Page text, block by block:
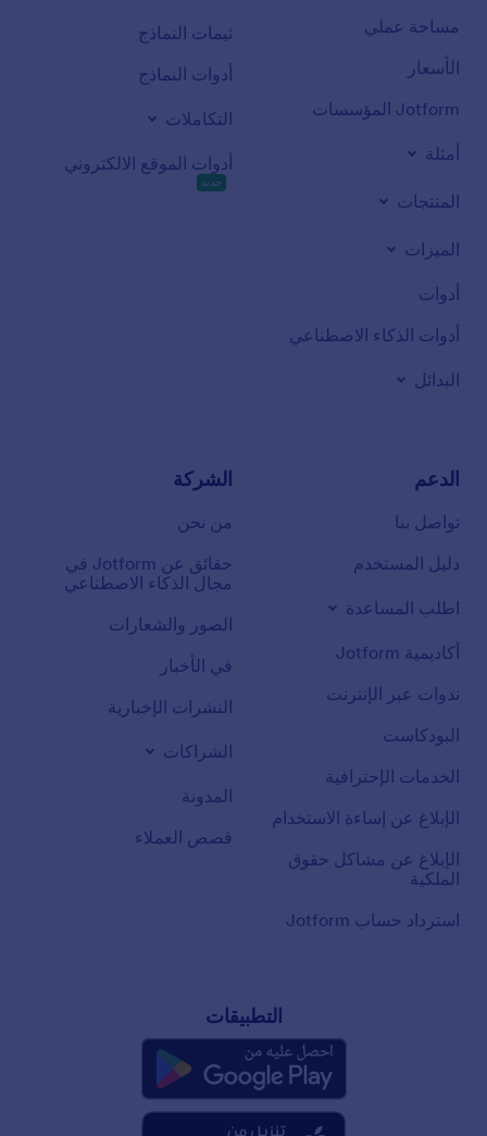
مساحة عملي
الأسعار
Jotform المؤسسات
أمثلة
المنتجات
الميزات
أدوات
أدوات الذكاء الاصطناعي
البدائل
ثيمات النماذج
أدوات النماذج
التكاملات
أدوات الموقع الالكتروني
جديد
الدعم
تواصل بنا
دليل المستخدم
اطلب المساعدة
أكاديمية Jotform
ندوات عبر الإنترنت
البودكاست
الخدمات الإحترافية
الإبلاغ عن إساءة الاستخدام
الإبلاغ عن مشاكل حقوق
الملكية
استرداد حساب Jotform
الشركة
من نحن
حقائق عن Jotform في
مجال الذكاء الاصطناعي
الصور والشعارات
في الأخبار
النشرات الإخبارية
الشراكات
المدونة
قصص العملاء
التطبيقات